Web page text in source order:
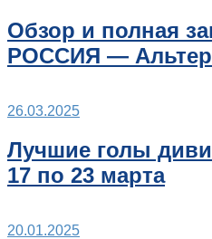
Обзор и полная
РОССИЯ —
26.03.2025
Лучшие голы
17 по 23 марта
20.01.2025